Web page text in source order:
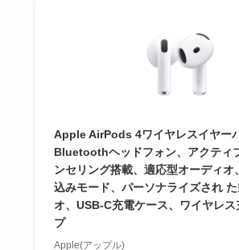
Apple AirPods 4ワイヤレスイヤーバ
Bluetoothヘッドフォン、アクティ
ンセリング搭載、適応型オーディオ
込みモード、パーソナライズされ
オ、USB-C充電ケース、ワイヤレス
プ
Apple(アップル)